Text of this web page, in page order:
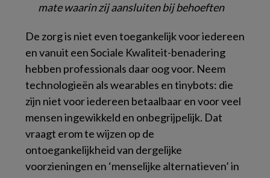
mate waarin zij aansluiten bij behoeften
De zorg is niet even toegankelijk voor iedereen
en vanuit een Sociale Kwaliteit-benadering
hebben professionals daar oog voor. Neem
technologieën alswearables entinybots: die
zijn niet voor iedereen betaalbaar en voor veel
mensen ingewikkeld en onbegrijpelijk. Dat
vraagt erom te wijzen op de
ontoegankelijkheid van dergelijke
voorzieningen en ‘menselijke alternatieven’ in